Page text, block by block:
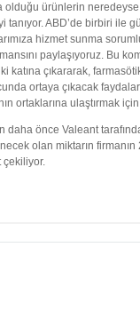
olduğu ürünlerin
tanıyor. ABD’de birbiri ile
hizmet sunma
paylaşıyoruz. Bu
çıkararak,
ortaya çıkacak
ortaklarına ulaştırmak
daha önce Valeant
olan miktarın firmanın
çekiliyor.